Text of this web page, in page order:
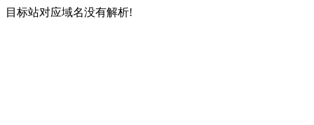
目标站对应域名没有解析!